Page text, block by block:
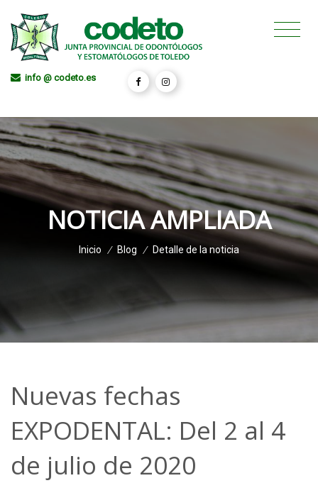
info @ codeto.es
NOTICIA AMPLIADA
Inicio / Blog / Detalle de la noticia
Nuevas fechas
EXPODENTAL: Del 2 al 4
de julio de 2020